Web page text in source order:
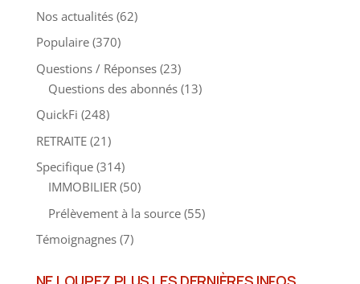
Nos actualités(62)
Populaire(370)
Questions / Réponses(23)
Questions des abonnés(13)
QuickFi (248)
RETRAITE(21)
Specifique(314)
IMMOBILIER(50)
Prélèvement à la source(55)
Témoignagnes(7)